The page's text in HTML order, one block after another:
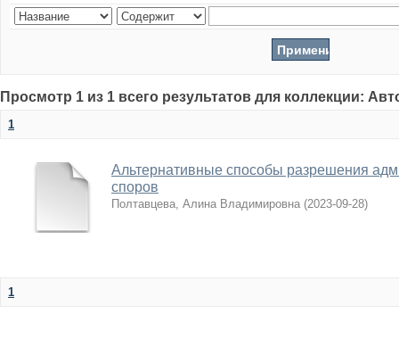
Просмотр 1 из 1 всего результатов для коллекции:
1
Альтернативные способы разрешения
споров
Полтавцева, Алина Владимировна (2023-09-28)
1